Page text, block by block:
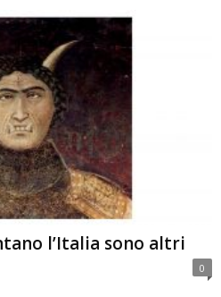
l’Italia sono altri
0